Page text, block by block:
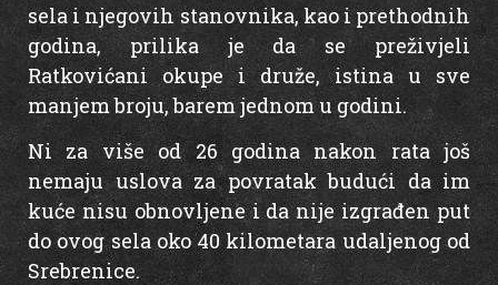
sela i njegovih stanovnika, kao i prethodnih
godina, prilika je da se preživjeli
Ratkovićani okupe i druže, istina u sve
manjem broju, barem jednom u godini.
Ni za više od 26 godina nakon rata još
nemaju uslova za povratak budući da im
kuće nisu obnovljene i da nije izgrađen put
do ovog sela oko 40 kilometara udaljenog od
Srebrenice.